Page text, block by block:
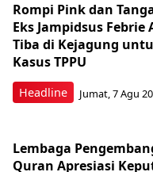
Headline
Rompi Pink dan
Eks Jampidsus Febrie
Tiba di Kejagung
Kasus TPPU
Jumat, 7 Agu
Lembaga
Quran Apresiasi